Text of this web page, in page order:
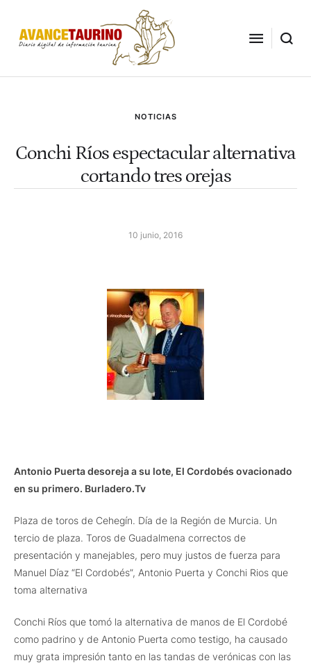
NOTICIAS
Conchi Ríos espectacular alternativa
cortando tres orejas
10 junio, 2016
Antonio Puerta desoreja a su lote, El Cordobés ovacionado
en su primero. Burladero.Tv
Plaza de toros de Cehegín. Día de la Región de Murcia. Un
tercio de plaza. Toros de Guadalmena correctos de
presentación y manejables, pero muy justos de fuerza para
Manuel Díaz “El Cordobés”, Antonio Puerta y Conchi Rios que
toma alternativa
Conchi Ríos que tomó la alternativa de manos de El Cordobé
como padrino y de Antonio Puerta como testigo, ha causado
muy grata impresión tanto en las tandas de verónicas con las